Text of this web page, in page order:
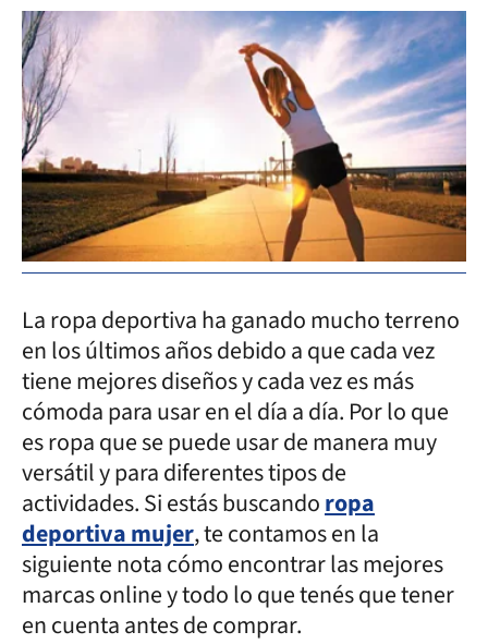
La ropa deportiva ha ganado mucho terreno
en los últimos años debido a que cada vez
tiene mejores diseños y cada vez es más
cómoda para usar en el día a día. Por lo que
es ropa que se puede usar de manera muy
versátil y para diferentes tipos de
actividades. Si estás buscandoropa
deportiva mujer, te contamos en la
siguiente nota cómo encontrar las mejores
marcas online y todo lo que tenés que tener
en cuenta antes de comprar.